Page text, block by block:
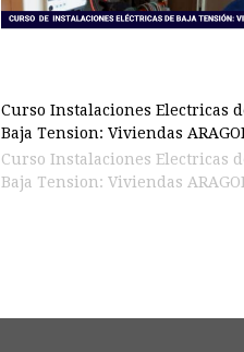
Curso Instalaciones Electricas
Baja Tension: Viviendas
Curso Instalaciones Electricas
Baja Tension: